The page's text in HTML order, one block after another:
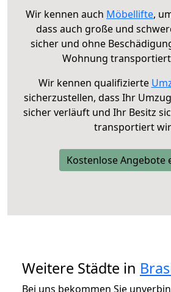
Wir kennen auch Möbellifte,
dass auch große und
sicher und ohne
Wohnung
Wir kennen qualifizierte
sicherzustellen, dass Ihr
sicher verläuft und Ihr Besitz
transportiert
Kostenlose Angebote
Weitere Städte in
Bei uns bekommen Sie